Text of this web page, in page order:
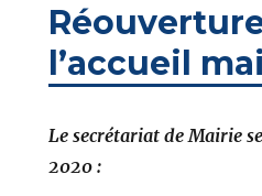
l’accueil
Le secrétariat de Mairie
2020 :